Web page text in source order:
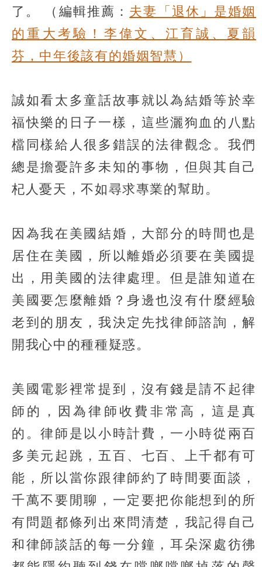
了。
（編輯推薦： 夫妻「退休」是婚姻
的重大考驗！李偉文、江育誠、夏韻
芬，中年後該有的婚姻智慧）
誠如看太多童話故事就以為結婚等於幸
福快樂的日子一樣，這些灑狗血的八點
檔同樣給人很多錯誤的法律觀念。我們
總是擔憂許多未知的事物，但與其自己
杞人憂天，不如尋求專業的幫助。
因為我在美國結婚，大部分的時間也是
居住在美國，所以離婚必須要在美國提
出，用美國的法律處理。但是誰知道在
美國要怎麼離婚？身邊也沒有什麼經驗
老到的朋友，我決定先找律師諮詢，解
開我心中的種種疑惑。
美國電影裡常提到，沒有錢是請不起律
師的，因為律師收費非常高，這是真
的。律師是以小時計費，一小時從兩百
多美元起跳，五百、七百、上千都有可
能，所以當你跟律師約了時間要面談，
千萬不要閒聊，一定要把你能想到的所
有問題都條列出來問清楚，我記得自己
和律師談話的每一分鐘，耳朵深處彷彿